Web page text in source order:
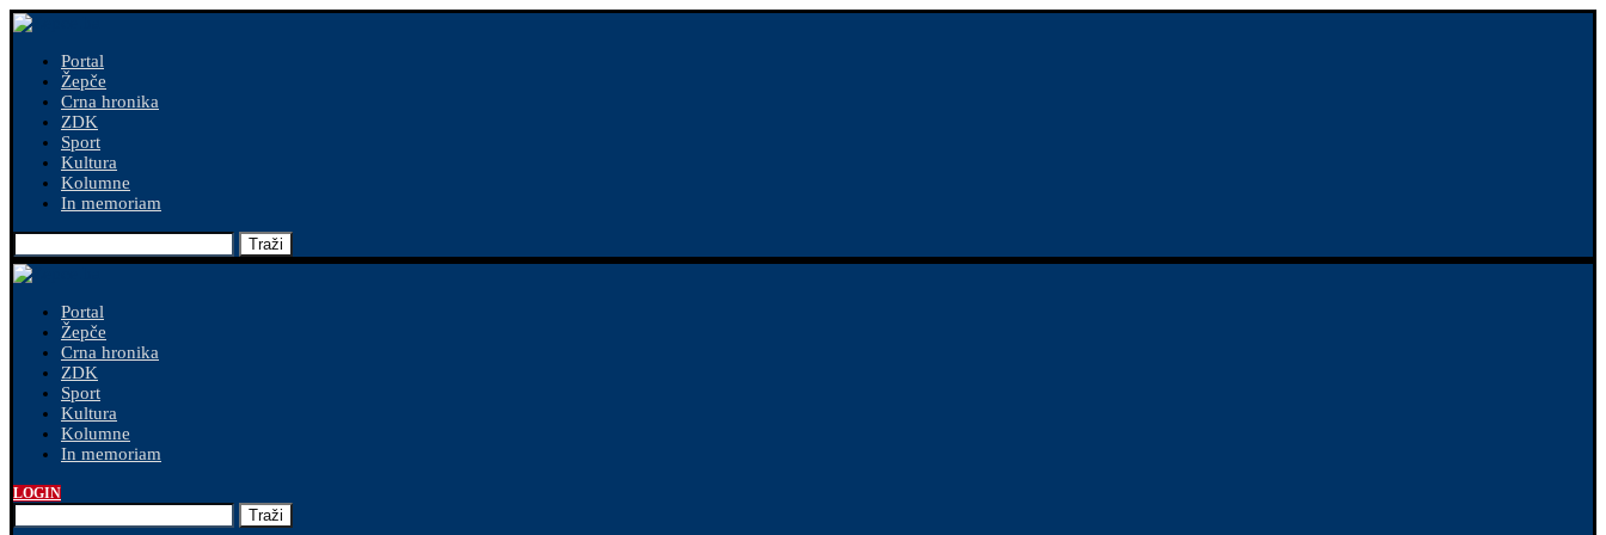
Portal
Žepče
Crna hronika
ZDK
Sport
Kultura
Kolumne
In memoriam
Traži
Portal
Žepče
Crna hronika
ZDK
Sport
Kultura
Kolumne
In memoriam
LOGIN
Traži